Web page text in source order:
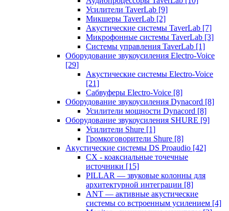
Усилители TaverLab [9]
Микшеры TaverLab [2]
Акустические системы TaverLab [7]
Микрофонные системы TaverLab [3]
Системы управления TaverLab [1]
Оборудование звукоусиления Electro-Voice
[29]
Акустические системы Electro-Voice
[21]
Сабвуферы Electro-Voice [8]
Оборудование звукоусиления Dynacord [8]
Усилители мощности Dynacord [8]
Оборудование звукоусиления SHURE [9]
Усилители Shure [1]
Громкоговорители Shure [8]
Акустические системы DS Proaudio [42]
CX - коаксиальные точечные
источники [15]
PILLAR — звуковые колонны для
архитектурной интеграции [8]
ANT — активные акустические
системы со встроенным усилением [4]